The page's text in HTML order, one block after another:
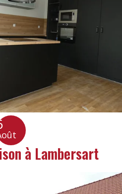
à Lambersart